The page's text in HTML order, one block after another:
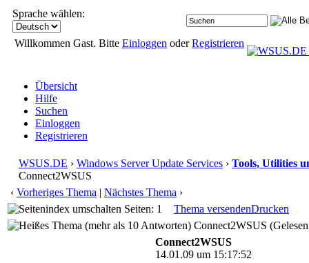
Sprache wählen:
Willkommen Gast. Bitte Einloggen oderRegistrieren
Übersicht
Hilfe
Suchen
Einloggen
Registrieren
WSUS.DE › Windows Server Update Services › Tools, Utilities
Connect2WSUS
‹ Vorheriges Thema | Nächstes Thema ›
Seiten: 1
Thema versendenDrucken
Connect2WSUS
Connect2WSUS
14.01.09 um 15:17:52